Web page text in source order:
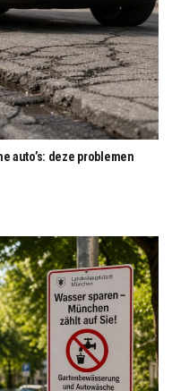
auto’s: deze problemen